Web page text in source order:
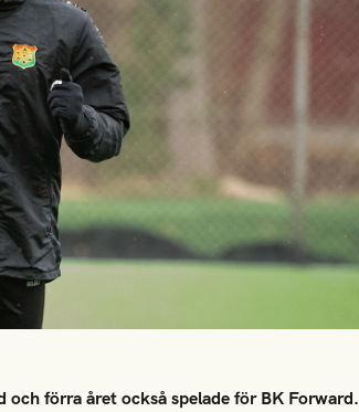
förra året också spelade för BK Forward.